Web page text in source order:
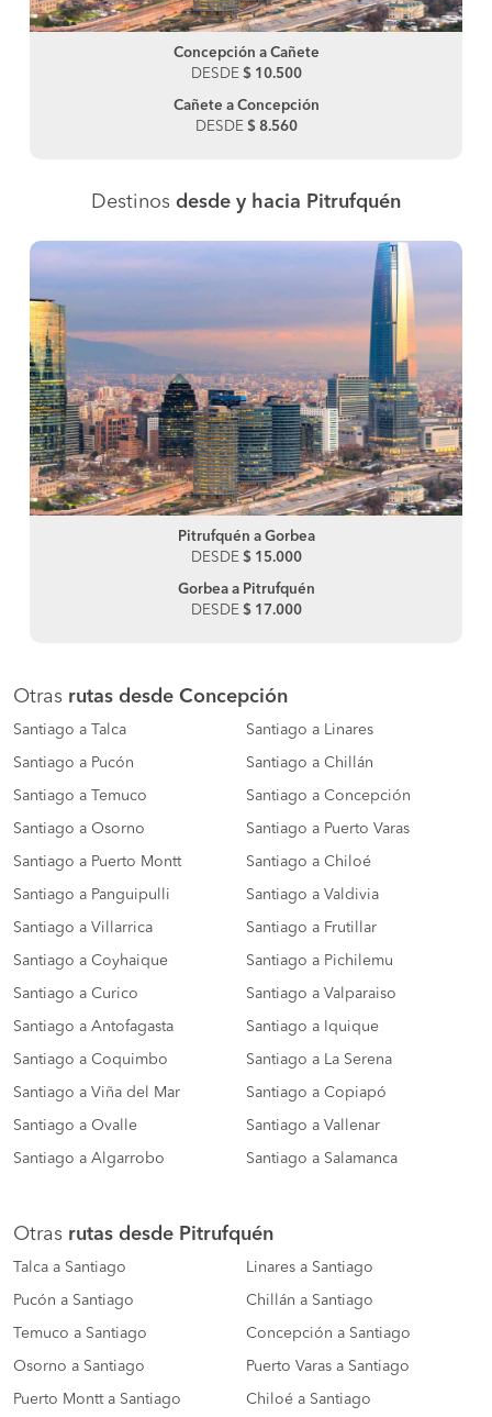
Concepción a Cañete
DESDE $ 10.500
Cañete a Concepción
DESDE $ 8.560
Destinos desde y hacia Pitrufquén
Pitrufquén a Gorbea
DESDE $ 15.000
Gorbea a Pitrufquén
DESDE $ 17.000
Otras rutas desde Concepción
Santiago a Talca Santiago a Linares
Santiago a Pucón Santiago a Chillán
Santiago a Temuco Santiago a Concepción
Santiago a Osorno Santiago a Puerto Varas
Santiago a Puerto Montt Santiago a Chiloé
Santiago a Panguipulli Santiago a Valdivia
Santiago a Villarrica Santiago a Frutillar
Santiago a Coyhaique Santiago a Pichilemu
Santiago a Curico Santiago a Valparaiso
Santiago a Antofagasta Santiago a Iquique
Santiago a Coquimbo Santiago a La Serena
Santiago a Viña del Mar Santiago a Copiapó
Santiago a Ovalle Santiago a Vallenar
Santiago a Algarrobo Santiago a Salamanca
Otras rutas desde Pitrufquén
Talca a Santiago Linares a Santiago
Pucón a Santiago Chillán a Santiago
Temuco a Santiago Concepción a Santiago
Osorno a Santiago Puerto Varas a Santiago
Puerto Montt a Santiago Chiloé a Santiago